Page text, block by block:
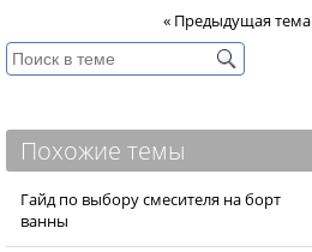
« Предыдущая тема
Похожие темы
Гайд по выбору смесителя на борт
ванны